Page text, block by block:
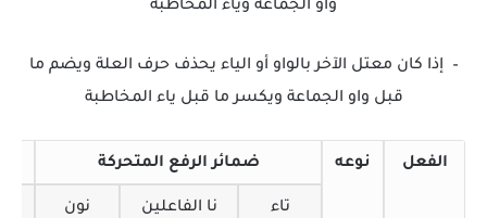
واو الجماعة وياء المخاطبة
– إذا كان معتل الآخر بالواو أو الياء يحذف حرف العلة ويضم ما
قبل واو الجماعة ويكسر ما قبل ياء المخاطبة
الفعل نوعه ضمائر الرفع المتحركة
تاء
نا الفاعلين
نون